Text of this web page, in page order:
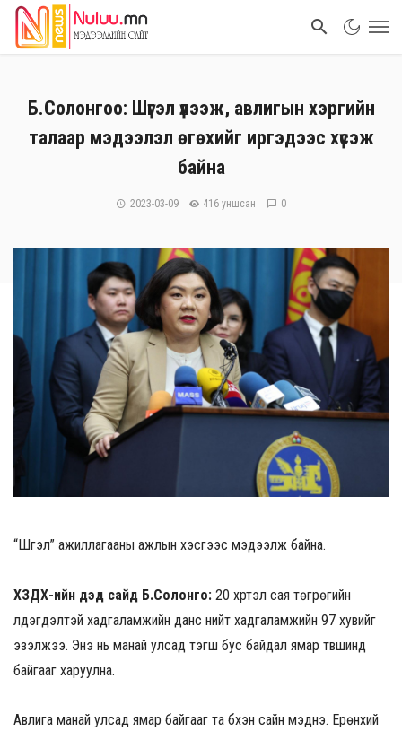
Б.Солонгоо: Шүгэл үлээж, авлигын хэргийн
талаар мэдээлэл өгөхийг иргэдээс хүсэж
байна
2023-03-09 416 уншсан 0
“Шүгэл” ажиллагааны ажлын хэсгээс мэдээлж байна.
ХЗДХ-ийн дэд сайд Б.Солонго: 20 хүртэл сая төгрөгийн
үлдэгдэлтэй хадгаламжийн данс нийт хадгаламжийн 97 хувийг
эзэлжээ. Энэ нь манай улсад тэгш бус байдал ямар түвшинд
байгааг харуулна.
Авлига манай улсад ямар байгааг та бүхэн сайн мэднэ. Ерөнхий